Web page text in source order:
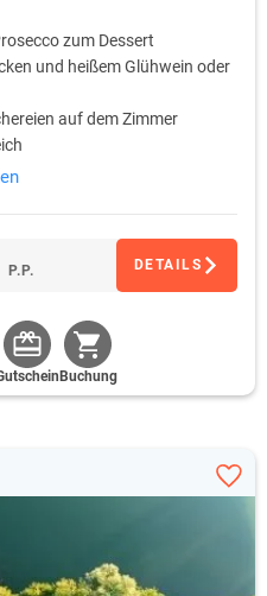
zum Dessert
und heißem Glühwein oder
auf dem Zimmer
P.P. DETAILS
Buchung